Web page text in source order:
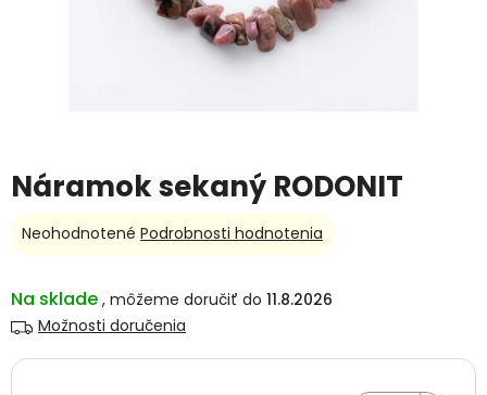
Náramok sekaný RODONIT
Na sklade
11.8.2026
Možnosti doručenia
Priemerné
je
0,0
z
5
Neohodnotené Podrobnosti hodnotenia